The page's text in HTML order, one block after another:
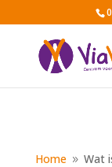
Home 9 Wat